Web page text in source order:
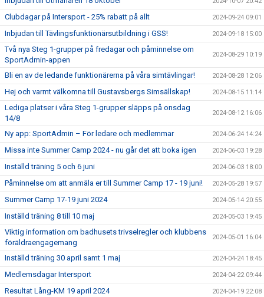
Clubdagar på Intersport - 25% rabatt på allt 2024-09-24 09:01
Inbjudan till Tävlingsfunktionärsutbildning i GSS! 2024-09-18 15:00
Två nya Steg 1-grupper på fredagar och påminnelse om
SportAdmin-appen
2024-08-29 10:19
Bli en av de ledande funktionärerna på våra simtävlingar! 2024-08-28 12:06
Hej och varmt välkomna till Gustavsbergs Simsällskap! 2024-08-15 11:14
Lediga platser i våra Steg 1-grupper släpps på onsdag
14/8
2024-08-12 16:06
Ny app: SportAdmin – För ledare och medlemmar 2024-06-24 14:24
Missa inte Summer Camp 2024 - nu går det att boka igen 2024-06-03 19:28
Inställd träning 5 och 6 juni 2024-06-03 18:00
Påminnelse om att anmäla er till Summer Camp 17 - 19 juni! 2024-05-28 19:57
Summer Camp 17-19 juni 2024 2024-05-14 20:55
Inställd träning 8 till 10 maj 2024-05-03 19:45
Viktig information om badhusets trivselregler och klubbens
föräldraengagemang
2024-05-01 16:04
Inställd träning 30 april samt 1 maj 2024-04-24 18:45
Medlemsdagar Intersport 2024-04-22 09:44
Resultat Lång-KM 19 april 2024 2024-04-19 22:08